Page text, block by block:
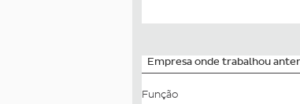
Empresa onde trabalhou
Função